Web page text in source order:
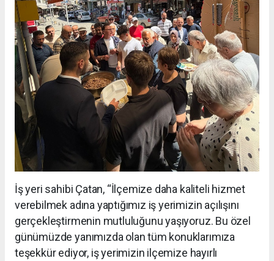
İş yeri sahibi Çatan, “İlçemize daha kaliteli hizmet
verebilmek adına yaptığımız iş yerimizin açılışını
gerçekleştirmenin mutluluğunu yaşıyoruz. Bu özel
günümüzde yanımızda olan tüm konuklarımıza
teşekkür ediyor, iş yerimizin ilçemize hayırlı